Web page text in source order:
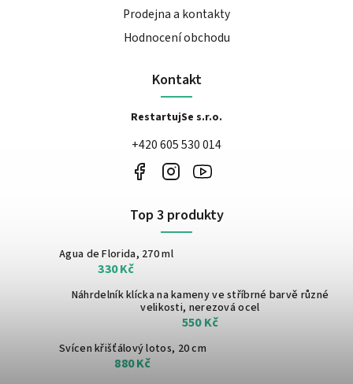
Prodejna a kontakty
Hodnocení obchodu
Kontakt
RestartujSe s.r.o.
+420 605 530 014
Top 3 produkty
Agua de Florida, 270 ml
330 Kč
Náhrdelník klícka na kameny ve stříbrné barvě různé
velikosti, nerezová ocel
550 Kč
Svícen křišťálový lotos, 20 cm
880 Kč